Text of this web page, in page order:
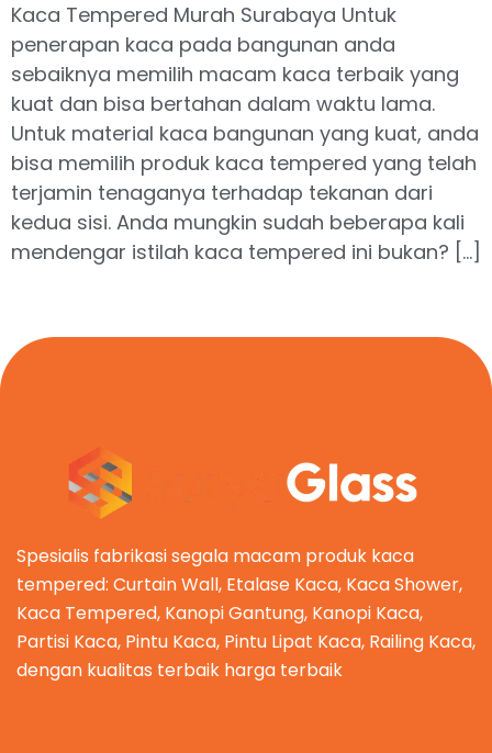
Kaca Tempered Murah Surabaya Untuk
penerapan kaca pada bangunan anda
sebaiknya memilih macam kaca terbaik yang
kuat dan bisa bertahan dalam waktu lama.
Untuk material kaca bangunan yang kuat, anda
bisa memilih produk kaca tempered yang telah
terjamin tenaganya terhadap tekanan dari
kedua sisi. Anda mungkin sudah beberapa kali
mendengar istilah kaca tempered ini bukan? […]
Spesialis fabrikasi segala macam produk kaca
tempered: Curtain Wall, Etalase Kaca, Kaca Shower,
Kaca Tempered, Kanopi Gantung, Kanopi Kaca,
Partisi Kaca, Pintu Kaca, Pintu Lipat Kaca, Railing Kaca,
dengan kualitas terbaik harga terbaik